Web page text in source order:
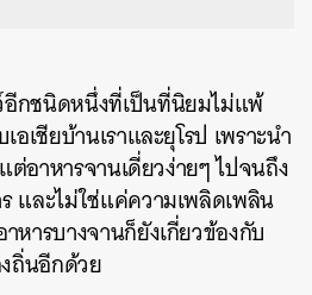
อีกชนิดหนึ่งที่เป็นที่นิยมไม่แพ้
อเชียบ้านเราและยุโรป เพราะนำ
อาหารจานเดี่ยวง่ายๆไปจนถึง
และไม่ใช่แค่ความเพลิดเพลิน
หารบางจานก็ยังเกี่ยวข้องกับ
ถิ่นอีกด้วย